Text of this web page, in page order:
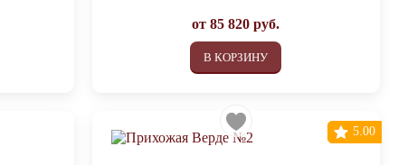
от85 820 руб.
В КОРЗИНУ
5.00